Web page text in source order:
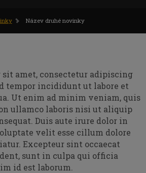
Název druhé novinky
sit amet, consectetur adipiscing
tempor incididunt ut labore et
Ut enim ad minim veniam, quis
ullamco laboris nisi ut aliquip
Duis aute irure dolor in
velit esse cillum dolore
Excepteur sint occaecat
sunt in culpa qui officia
id est laborum.